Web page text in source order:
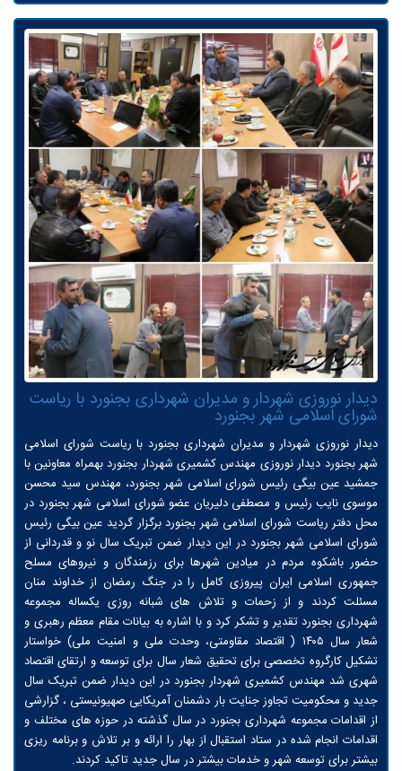
دیدار نوروزی شهردار و مدیران شهرداری بجنورد با ریاست
شورای اسلامی شهر بجنورد
دیدار نوروزی شهردار و مدیران شهرداری بجنورد با ریاست شورای اسلامی
شهر بجنورد دیدار نوروزی مهندس کشمیری شهردار بجنورد بهمراه معاونین با
جمشيد عین بیگی رئیس شورای اسلامی شهر بجنورد، مهندس سید محسن
موسوی نایب رئیس و مصطفی دلیریان عضو شورای اسلامی شهر بجنورد در
محل دفتر ریاست شورای اسلامی شهر بجنورد برگزار گردید عین بیگی رئیس
شورای اسلامی شهر بجنورد در این دیدار ضمن تبریک سال نو و قدردانی از
حضور باشکوه مردم در میادین شهرها برای رزمندگان و نیروهای مسلح
جمهوری اسلامی ایران پیروزی کامل را در جنگ رمضان از خداوند منان
مسئلت کردند و از زحمات و تلاش های شبانه روزی یکساله مجموعه
شهرداری بجنورد تقدیر و تشکر کرد و با اشاره به بیانات مقام معظم رهبری و
شعار سال ۱۴۰۵ ( اقتصاد مقاومتی، وحدت ملی و امنیت ملی) خواستار
تشکیل کارگروه تخصصی برای تحقیق شعار سال برای توسعه و ارتقای اقتصاد
شهری شد مهندس کشمیری شهردار بجنورد در این دیدار ضمن تبریک سال
جدید و محکومیت تجاوز جنایت بار دشمنان آمریکایی صهیونیستی ، گزارشی
از اقدامات مجموعه شهرداری بجنورد در سال گذشته در حوزه های مختلف و
اقدامات انجام شده در ستاد استقبال از بهار را ارائه و بر تلاش و برنامه ریزی
بیشتر برای توسعه شهر و خدمات بیشتر در سال جدید تاکید کردند.